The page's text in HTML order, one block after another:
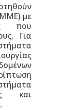
με
που
Για
και